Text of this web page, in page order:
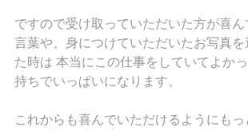
ですので受け取っていただいた方が喜
言葉や、身につけていただいたお写真
た時は 本当にこの仕事をしていてよか
持ちでいっぱいになります。
これからも喜んでいただけるようにもっ